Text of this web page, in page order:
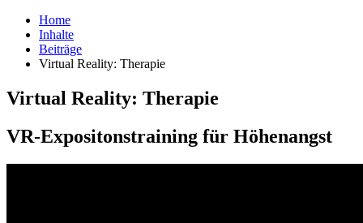
Home
Inhalte
Beiträge
Virtual Reality: Therapie
Virtual Reality: Therapie
VR-Expositonstraining für Höhenangst